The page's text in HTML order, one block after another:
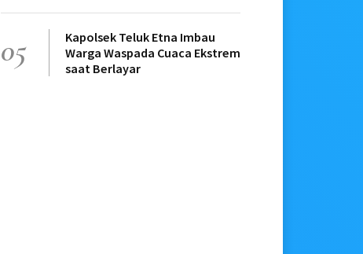
05
Kapolsek Teluk Etna Imbau
Warga Waspada Cuaca Ekstrem
saat Berlayar